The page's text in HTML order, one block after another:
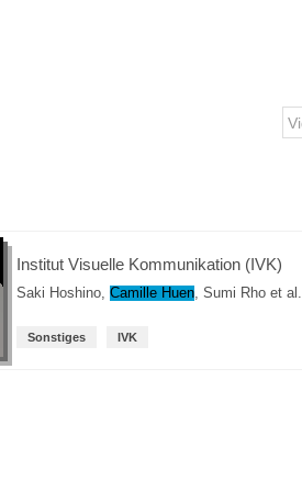
Institut Visuelle Kommunikation (IVK)
Saki Hoshino,Camille Huen,Sumi Rho et al.
Sonstiges IVK